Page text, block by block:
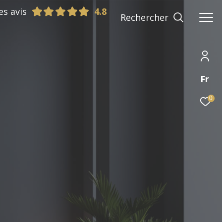
Fr
0
avis Rechercher